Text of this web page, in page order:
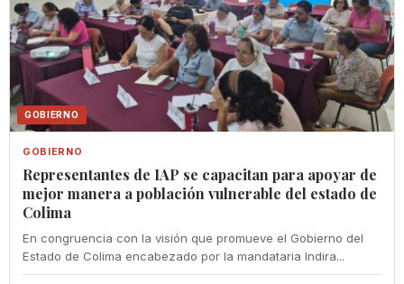
GOBIERNO
GOBIERNO
Representantes de IAP se capacitan para apoyar de
mejor manera a población vulnerable del estado de
Colima
En congruencia con la visión que promueve el Gobierno del
Estado de Colima encabezado por la mandataria Indira...